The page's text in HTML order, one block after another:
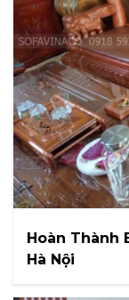
Hoàn Thành
Hà Nội